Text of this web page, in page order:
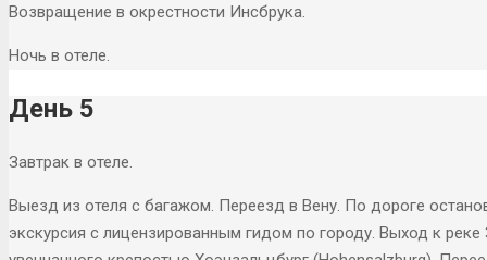
Возвращение в окрестности Инсбрука.
Ночь в отеле.
День 5
Завтрак в отеле.
Выезд из отеля с багажом. Переезд в Вену. По дороге
экскурсия с лицензированным гидом по городу. Выход к